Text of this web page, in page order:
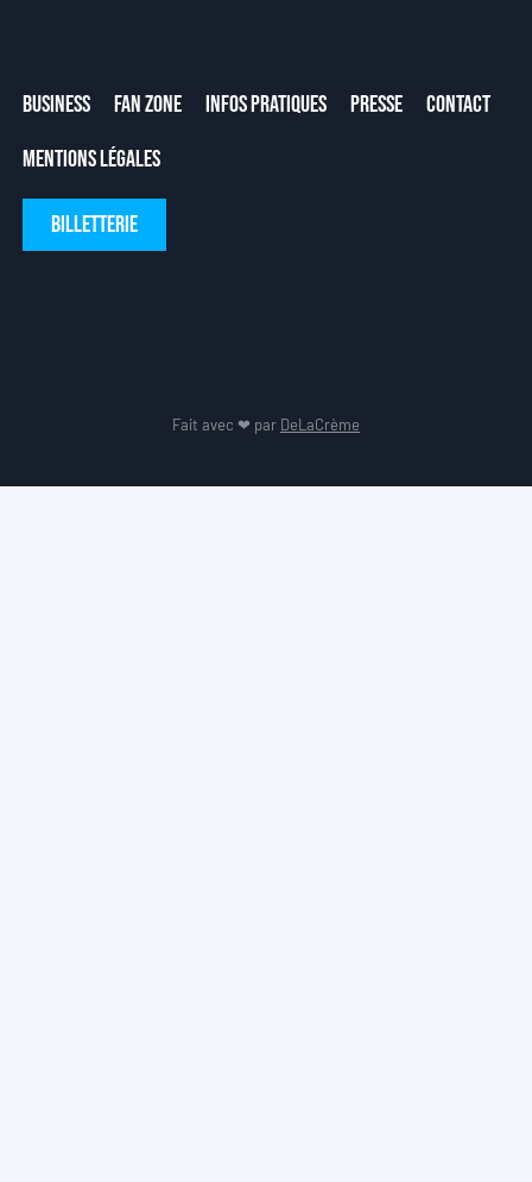
Business Fan Zone Infos Pratiques Presse
Contact
Mentions Légales
Billetterie
Fait avec ❤ par DeLaCrème